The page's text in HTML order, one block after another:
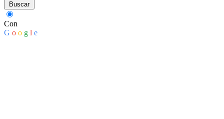
Buscar
Con
G o o g l e